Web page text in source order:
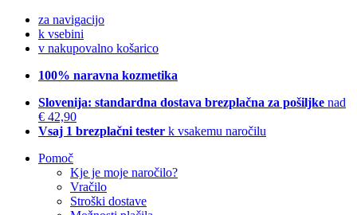
za navigacijo
k vsebini
v nakupovalno košarico
100% naravna kozmetika
Slovenija: standardna dostava brezplačna za pošiljke nad
€ 42,90
Vsaj 1 brezplačni tester k vsakemu naročilu
Pomoč
Kje je moje naročilo?
Vračilo
Stroški dostave